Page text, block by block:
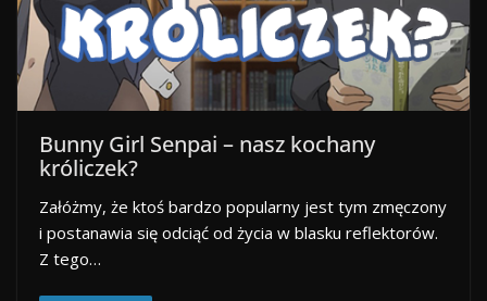
Bunny Girl Senpai – nasz kochany
króliczek?
Załóżmy, że ktoś bardzo popularny jest tym zmęczony
i postanawia się odciąć od życia w blasku reflektorów.
Z tego…